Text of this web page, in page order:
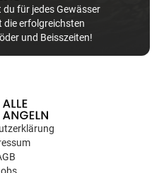
für jedes Gewässer
die erfolgreichsten
und Beisszeiten!